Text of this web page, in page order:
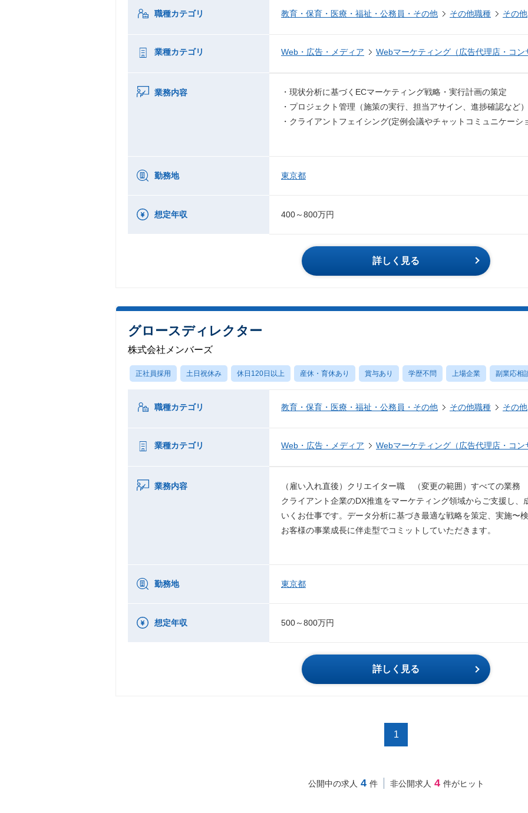
職種カテゴリ 教育・保育・医療・福祉・公務員・その他 その他職種 その他
業種カテゴリ Web・広告・メディア Webマーケティング（広告代理店・コン
業務内容
・現状分析に基づくECマーケティング戦略・実行計画の策定
・プロジェクト管理（施策の実行、担当アサイン、進捗確認など）
・クライアントフェイシング(定例会議やチャットコミュニケーシ
勤務地 東京都
想定年収 400～800万円
詳しく見る
グロースディレクター
株式会社メンバーズ
正社員採用 土日祝休み 休日120日以上 産休・育休あり 賞与あり 学歴不問 上場企業 副業応相
職種カテゴリ 教育・保育・医療・福祉・公務員・その他 その他職種 その他
業種カテゴリ Web・広告・メディア Webマーケティング（広告代理店・コン
業務内容
（雇い入れ直後）クリエイター職 （変更の範囲）すべての業務
クライアント企業のDX推進をマーケティング領域からご支援し、
いくお仕事です。データ分析に基づき最適な戦略を策定、実施〜
お客様の事業成長に伴走型でコミットしていただきます。
勤務地 東京都
想定年収 500～800万円
詳しく見る
1
公開中の求人 4 件 非公開求人 4 件がヒット